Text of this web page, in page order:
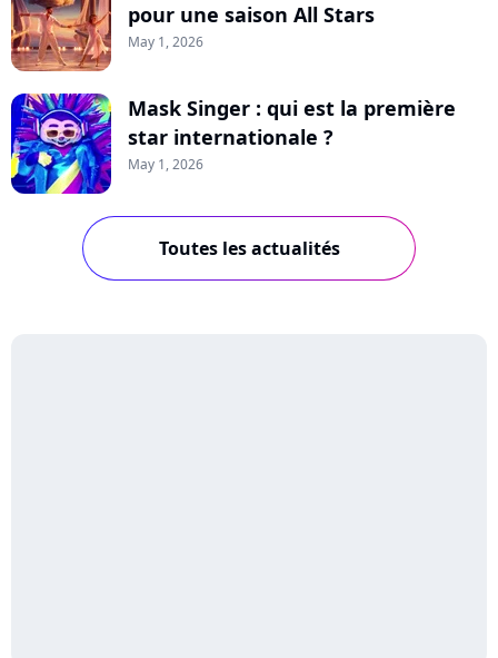
pour une saison All Stars
May 1, 2026
Mask Singer : qui est la première
star internationale ?
May 1, 2026
Toutes les actualités